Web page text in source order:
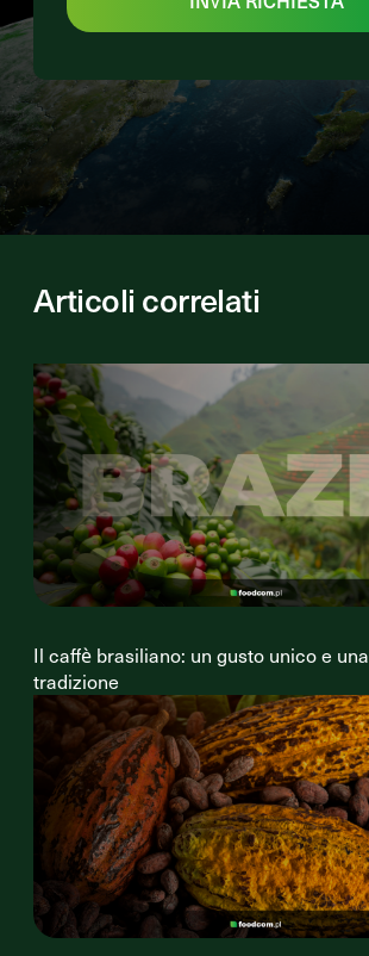
Articoli correlati
Il caffè brasiliano: un gusto unico e
tradizione